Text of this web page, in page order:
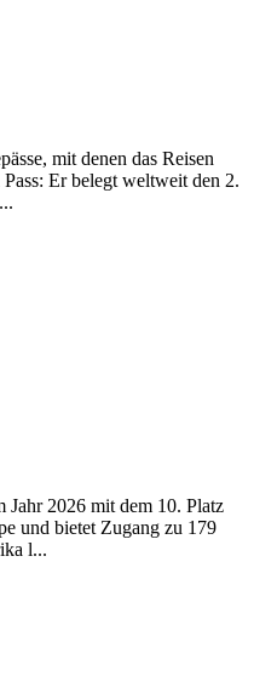
mit denen das Reisen
Er belegt weltweit den 2.
Jahr 2026 mit dem 10. Platz
und bietet Zugang zu 179
l...